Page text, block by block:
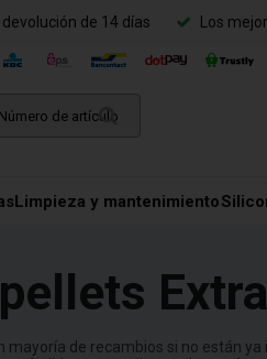
de 14 días Los
Limpieza y mantenimiento
de recambios si no están